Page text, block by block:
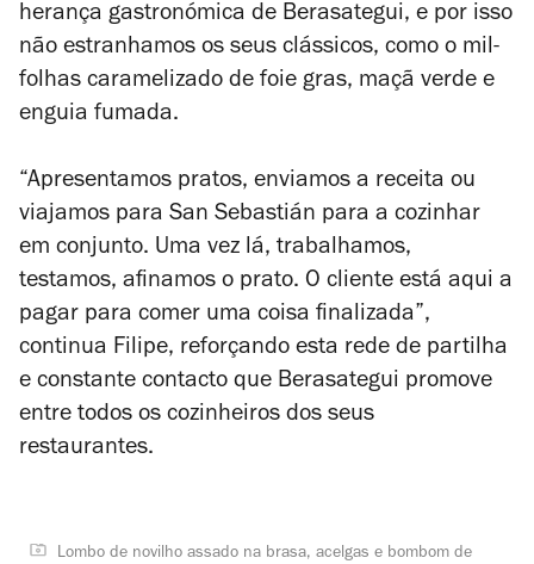
herança gastronómica de Berasategui, e por isso
não estranhamos os seus clássicos, como o mil-
folhas caramelizado de foie gras, maçã verde e
enguia fumada.
“Apresentamos pratos, enviamos a receita ou
viajamos para San Sebastián para a cozinhar
em conjunto. Uma vez lá, trabalhamos,
testamos, afinamos o prato. O cliente está aqui a
pagar para comer uma coisa finalizada”,
continua Filipe, reforçando esta rede de partilha
e constante contacto que Berasategui promove
entre todos os cozinheiros dos seus
restaurantes.
Lombo de novilho assado na brasa, acelgas e bombom de